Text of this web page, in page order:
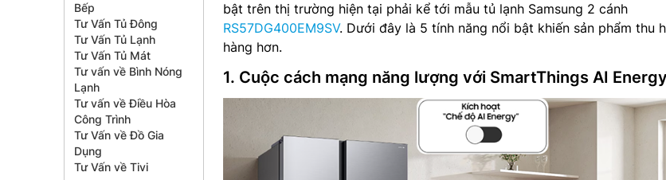
Bếp
Tư Vấn Tủ Đông
Tư Vấn Tủ Lạnh
Tư Vấn Tủ Mát
Tư vấn về Bình Nóng
Lạnh
Tư vấn về Điều Hòa
Công Trình
Tư Vấn về Đồ Gia
Dụng
Tư Vấn về Tivi
bật trên thị trường hiện tại phải kể tới mẫu tủ lạnh Samsung 2 cánh
RS57DG400EM9SV. Dưới đây là 5 tính năng nổi bật khiến sản phẩm thu
hàng hơn.
1. Cuộc cách mạng năng lượng với SmartThings AI Energy